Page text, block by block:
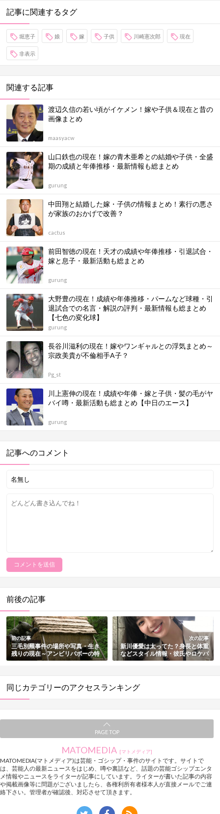
記事に関連するタグ
堀恵子 娘 嫁 子供 川崎憲次郎 現在
非表示
関連する記事
渡辺久信の若い頃がイケメン！嫁や子供＆現在と昔の
画像まとめ
maasyacw
山口鉄也の現在！嫁の青木亜希との結婚や子供・全盛
期の成績と年俸推移・最新情報も総まとめ
gurung
中田翔と結婚した嫁・子供の情報まとめ！素行の悪さ
が家族のおかげで改善？
cactus
前田智徳の現在！天才の成績や年俸推移・引退試合・
嫁と息子・最新活動も総まとめ
gurung
大野豊の現在！成績や年俸推移・パームなど球種・引
退試合での名言・解説の評判・最新情報も総まとめ
【七色の変化球】
gurung
長谷川滋利の現在！嫁やワンギャルとの浮気まとめ～
宗政美貴が不倫相手A子？
Pg_st
川上憲伸の現在！成績や年俸・嫁と子供・髪の毛がヤ
バイ噂・最新活動も総まとめ【中日のエース】
gurung
記事へのコメント
前後の記事
前の記事
三毛別羆事件の場所や写真・生き
残りの現在～アンビリバボーの特
集も総まとめ
次の記事
新川優愛は太ってた？身長と体重
などスタイル情報・彼氏やロケバ
ス運転手との結婚まとめ
同じカテゴリーのアクセスランキング
PAGE TOP
MATOMEDIA [マトメディア]
MATOMEDIA(マトメディア)は芸能・ゴシップ・事件のサイトです。サイトで
は、芸能人の最新ニュースをはじめ、噂や裏話など、話題の芸能ゴシップエンタ
メ情報やニュースをライターが記事にしています。ライターが書いた記事の内容
や掲載画像等に問題がございましたら、各権利所有者様本人が直接メールでご連
絡下さい。管理者が確認後、対応させて頂きます。